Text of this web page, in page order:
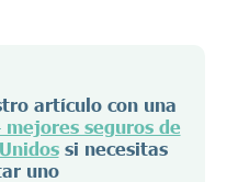
artículo con una
seguros de
si necesitas
uno